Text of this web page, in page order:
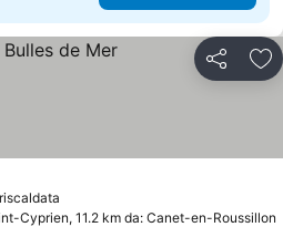
Condividi
Cyprien, 11.2 km da: Canet-en-Roussillon